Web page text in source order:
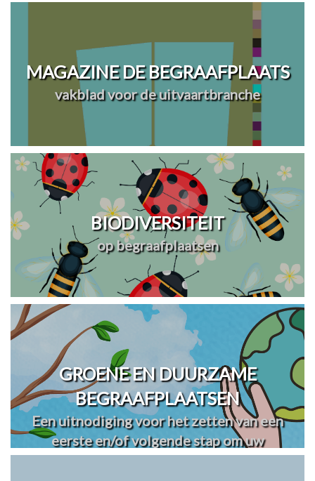
MAGAZINE DE BEGRAAFPLAATS
vakblad voor de uitvaartbranche
BIODIVERSITEIT
op begraafplaatsen
GROENE EN DUURZAME
BEGRAAFPLAATSEN
Een uitnodiging voor het zetten van een
eerste en/of volgende stap om uw
begraafplaats(en) te vergroenen en